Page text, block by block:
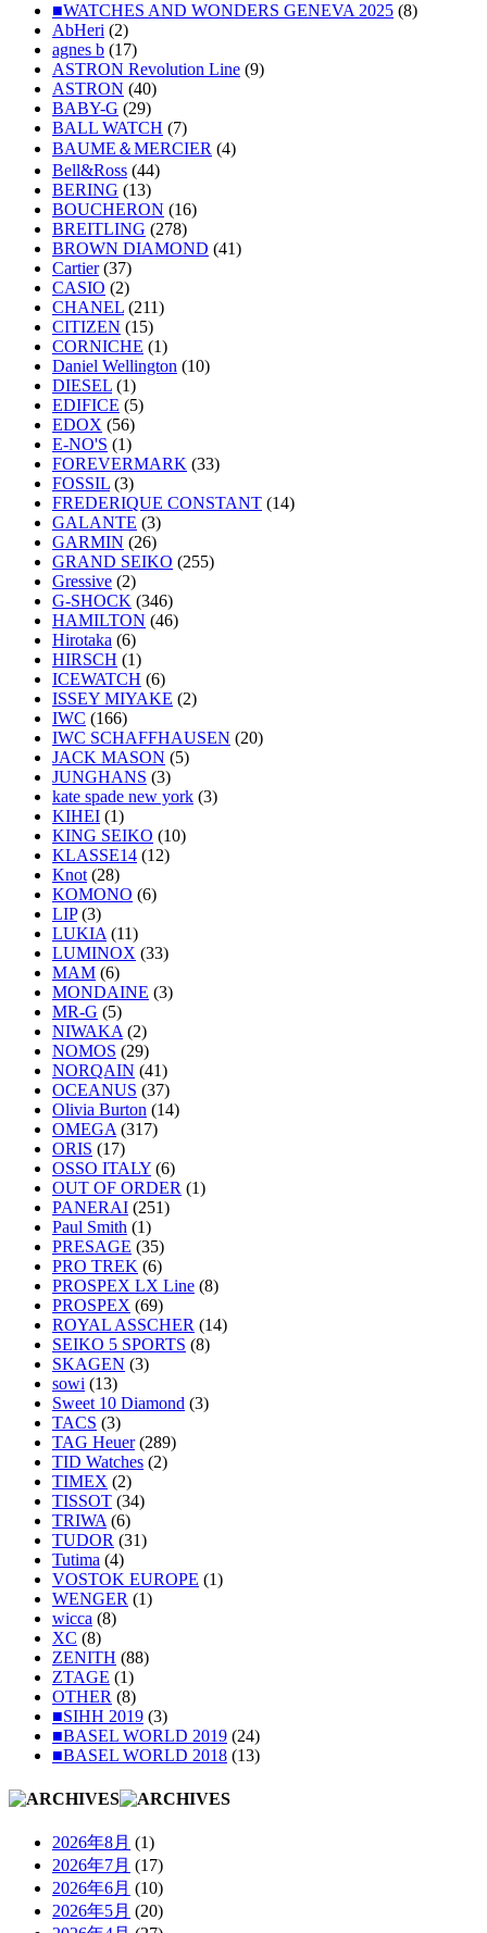
■WATCHES AND WONDERS GENEVA 2025 (8)
AbHeri (2)
agnes b (17)
ASTRON Revolution Line (9)
ASTRON (40)
BABY-G (29)
BALL WATCH (7)
BAUME＆MERCIER (4)
Bell&Ross (44)
BERING (13)
BOUCHERON (16)
BREITLING (278)
BROWN DIAMOND (41)
Cartier(37)
CASIO (2)
CHANEL (211)
CITIZEN (15)
CORNICHE (1)
Daniel Wellington (10)
DIESEL (1)
EDIFICE (5)
EDOX (56)
E-NO'S (1)
FOREVERMARK (33)
FOSSIL (3)
FREDERIQUE CONSTANT (14)
GALANTE (3)
GARMIN (26)
GRAND SEIKO (255)
Gressive (2)
G-SHOCK (346)
HAMILTON (46)
Hirotaka (6)
HIRSCH (1)
ICEWATCH (6)
ISSEY MIYAKE (2)
IWC (166)
IWC SCHAFFHAUSEN (20)
JACK MASON (5)
JUNGHANS (3)
kate spade new york (3)
KIHEI (1)
KING SEIKO (10)
KLASSE14 (12)
Knot (28)
KOMONO (6)
LIP(3)
LUKIA (11)
LUMINOX (33)
MAM (6)
MONDAINE (3)
MR-G (5)
NIWAKA (2)
NOMOS (29)
NORQAIN (41)
OCEANUS (37)
Olivia Burton (14)
OMEGA (317)
ORIS (17)
OSSO ITALY (6)
OUT OF ORDER (1)
PANERAI (251)
Paul Smith (1)
PRESAGE (35)
PRO TREK (6)
PROSPEX LX Line (8)
PROSPEX (69)
ROYAL ASSCHER (14)
SEIKO 5 SPORTS (8)
SKAGEN (3)
sowi (13)
Sweet 10 Diamond (3)
TACS (3)
TAG Heuer(289)
TID Watches (2)
TIMEX (2)
TISSOT (34)
TRIWA (6)
TUDOR (31)
Tutima (4)
VOSTOK EUROPE (1)
WENGER (1)
wicca (8)
XC (8)
ZENITH (88)
ZTAGE (1)
OTHER (8)
■SIHH 2019 (3)
■BASEL WORLD 2019 (24)
■BASEL WORLD 2018 (13)
2026年8月 (1)
2026年7月 (17)
2026年6月 (10)
2026年5月 (20)